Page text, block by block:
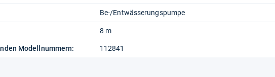
Be-/Entwässerungspumpe
8 m
Modellnummern: 112841